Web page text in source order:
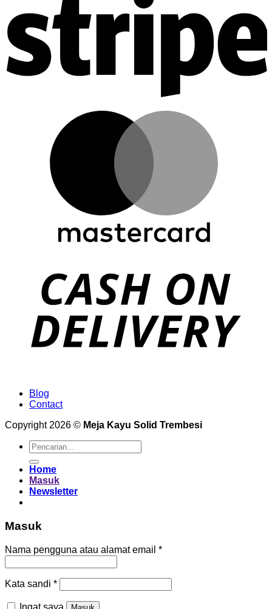
Blog
Contact
Copyright 2026 © Meja Kayu Solid Trembesi
Pencarian
untuk:
Home
Masuk
Newsletter
Masuk
Nama pengguna atau alamat email *Wajib
Kata sandi *Wajib
Ingat saya